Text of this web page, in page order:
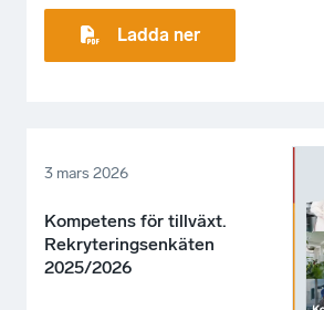
Ladda ner
3 mars 2026
Kompetens för tillväxt.
Rekryteringsenkäten
2025/2026